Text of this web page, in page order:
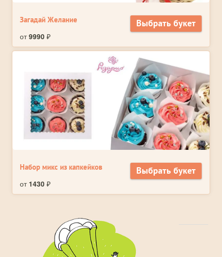
Загадай Желание
от9990 ₽
Выбрать букет
Набор микс из капкейков
от 1430 ₽
Выбрать букет